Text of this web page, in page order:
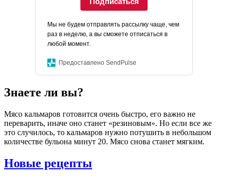
Мы не будем отправлять рассылку чаще, чем
раз в неделю, а вы сможете отписаться в
любой момент.
Предоставлено SendPulse
Знаете ли вы?
Мясо кальмаров готовится очень быстро, его важно не
переварить, иначе оно станет «резиновым». Но если все же
это случилось, то кальмаров нужно потушить в небольшом
количестве бульона минут 20. Мясо снова станет мягким.
Новые рецепты